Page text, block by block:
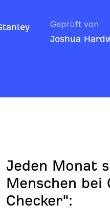
Geprüft von
Joshua
Jeden Monat
Menschen bei
Checker":